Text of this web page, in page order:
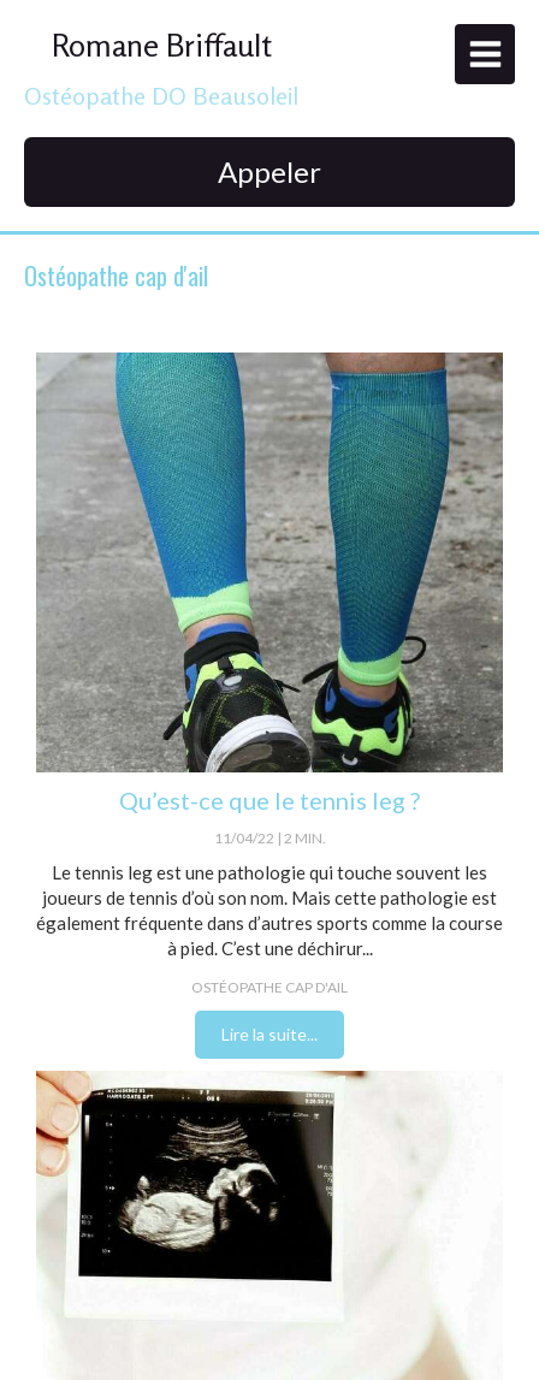
Romane Briffault
Ostéopathe DO Beausoleil
Appeler
Ostéopathe cap d'ail
Qu’est-ce que le tennis leg ?
11/04/22 2 MIN.
Le tennis leg est une pathologie qui touche souvent les
joueurs de tennis d’où son nom. Mais cette pathologie est
également fréquente dans d’autres sports comme la course
à pied. C’est une déchirur...
OSTÉOPATHE CAP D'AIL
Lire la suite...